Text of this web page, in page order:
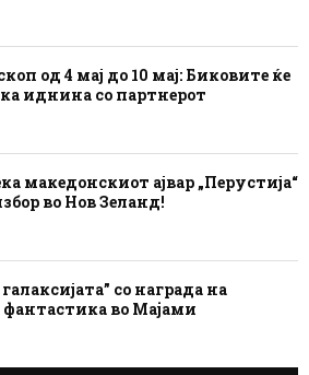
од 4 мај до 10 мај: Биковите ќе
иднина со партнерот
македонскиот ајвар „Перустија“
во Нов Зеланд!
со награда на
во Мајами